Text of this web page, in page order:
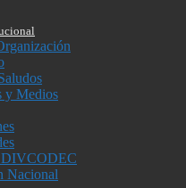
y Medios
DIVCODEC
Nacional